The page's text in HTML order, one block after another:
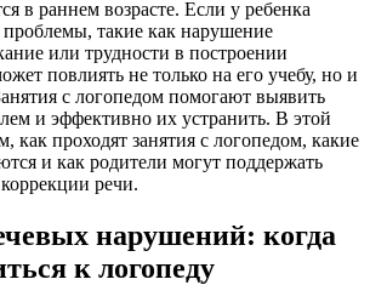
в раннем возрасте. Если у ребенка
такие как нарушение
или трудности в построении
повлиять не только на его учебу, но и
с логопедом помогают выявить
и эффективно их устранить. В этой
как проходят занятия с логопедом, какие
и как родители могут поддержать
речи.
нарушений: когда
к логопеду